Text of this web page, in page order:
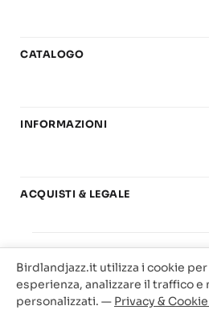
CATALOGO
Chitarra
Basi play-along
Offerte
INFORMAZIONI
Carta del Docente
ACQUISTI & LEGALE
Privacy & Cookie
Traccia il tuo ordine
Birdland Milano. P.Iva
Web Agency
Birdlandjazz.it utilizza i cookie
esperienza, analizzare il traffico e
personalizzati. — Privacy &